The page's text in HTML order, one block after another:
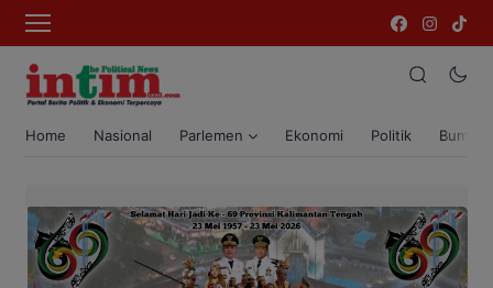
Home Nasional Parlemen Ekonomi Politik Bumi